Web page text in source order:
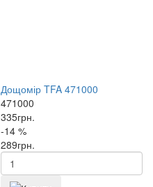
Дощомір TFA 471000
471000
335грн.
-14 %
289грн.